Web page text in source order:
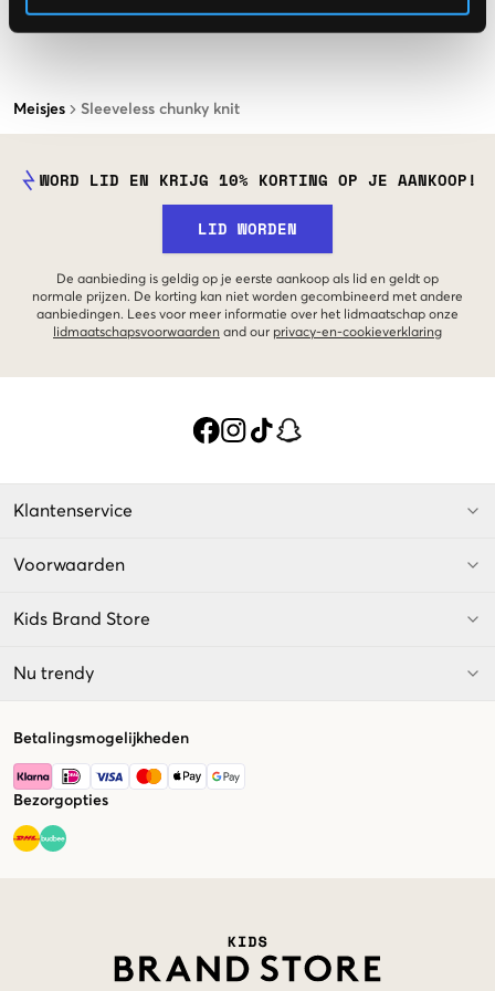
Meisjes Sleeveless chunky knit
WORD LID EN KRIJG 10% KORTING OP JE AANKOOP!
LID WORDEN
De aanbieding is geldig op je eerste aankoop als lid en geldt op
normale prijzen. De korting kan niet worden gecombineerd met andere
aanbiedingen. Lees voor meer informatie over het lidmaatschap onze
lidmaatschapsvoorwaarden and our privacy-en-cookieverklaring
Klantenservice
Voorwaarden
Kids Brand Store
Nu trendy
Betalingsmogelijkheden
Bezorgopties